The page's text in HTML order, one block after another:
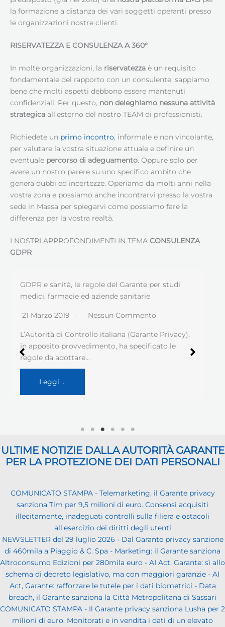
la formazione a distanza dei vari soggetti operanti presso
le organizzazioni nostre clienti.
RISERVATEZZA E CONSULENZA A 360°
In molte organizzazioni, la riservatezza è un requisito
fondamentale del rapporto con un consulente; sappiamo
bene che molti aspetti debbono essere mantenuti
confidenziali. Per questo, non deleghiamo nessuna attività
strategica all’esterno del nostro TEAM di professionisti.
Richiedete un primo incontro, informale e non vincolante,
per valutare la vostra situazione attuale e definire un
eventuale percorso di adeguamento. Oppure solo per
avere un nostro parere su uno specifico ambito che
genera dubbi ed incertezze. Operiamo da molti anni nella
vostra zona e possiamo anche incontrarvi presso la vostra
sede in Massa per spiegarvi come possiamo fare la
differenza per la vostra realtà.
I NOSTRI APPROFONDIMENTI IN TEMA CONSULENZA
GDPR
GDPR e sanità, le regole del Garante per studi
medici, farmacie ed aziende sanitarie
21 Marzo 2019 Nessun Commento
L’Autorità di Controllo italiana (Garante Privacy),
in apposito provvedimento, ha specificato le
regole da adottare…
Leggi …
ULTIME NOTIZIE DALLA AUTORITÀ GARANTE
PER LA PROTEZIONE DEI DATI PERSONALI
COMUNICATO STAMPA - Telemarketing, il Garante privacy
sanziona Tim per 9,5 milioni di euro. Consensi acquisiti
illecitamente, inadeguati controlli sulla filiera e ostacoli
all'esercizio dei diritti degli utenti
NEWSLETTER del 29 luglio 2026 - Dal Garante privacy sanzione
di 460mila a Piaggio & C. Spa - Marketing: il Garante sanziona
Altroconsumo Edizioni per 280mila euro - AI Act, Garante: sì allo
schema di decreto legislativo, ma con maggiori garanzie - AI
Act, Garante: rafforzare le tutele per i dati biometrici - Data
breach, il Garante sanziona la Città Metropolitana di Sassari
COMUNICATO STAMPA - Il Garante privacy sanziona Lusha per 2
milioni di euro. Monitorati e in vendita i dati di un elevato